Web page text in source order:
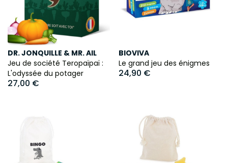
DR. JONQUILLE & MR. AIL
Jeu de société Teropaïpaï :
L'odyssée du potager
27,00 €
BIOVIVA
Le grand jeu des énigmes
24,90 €